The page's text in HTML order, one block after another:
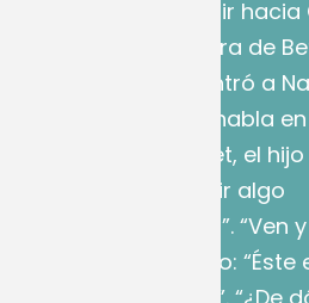
Jesús resolvió partir
“Sígueme”. Felipe era de
Pedro. Felipe encontró a
Aquél de quien se habla
Es Jesús de Nazaret, el
“¿Acaso puede salir algo
bueno de Nazaret?”.
Natanael, Jesús dijo: